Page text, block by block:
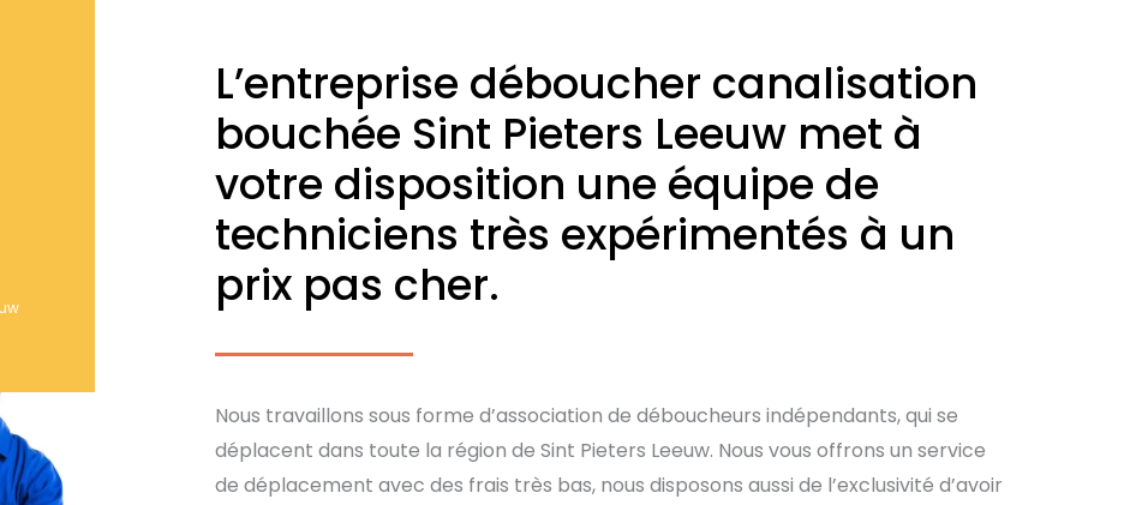
L’entreprise déboucher canalisation
bouchée Sint Pieters Leeuw met à
votre disposition une équipe de
techniciens très expérimentés à un
prix pas cher.
Nous travaillons sous forme d’association de déboucheurs indépendants, qui se
déplacent dans toute la région de Sint Pieters Leeuw. Nous vous offrons un service
de déplacement avec des frais très bas, nous disposons aussi de l’exclusivité d’avoir